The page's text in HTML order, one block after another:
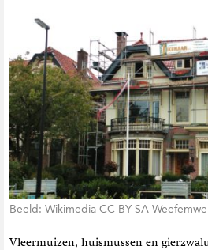
Beeld: Wikimedia CC BY SA Weefemwe
Vleermuizen, huismussen en